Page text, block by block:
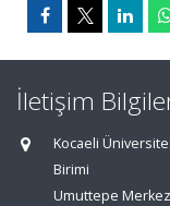
İletişim
Kocaeli
Birimi
Umuttepe